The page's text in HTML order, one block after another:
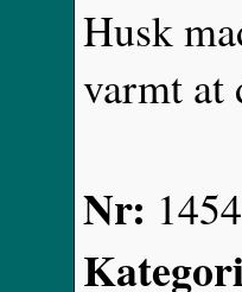
Husk
varmt at
Nr: 1454